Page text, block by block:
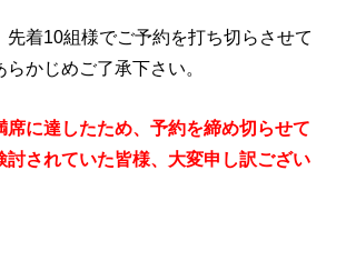
着10組様でご予約を打ち切らさせて
かじめご了承下さい。
に達したため、予約を締め切らせて
討されていた皆様、大変申し訳ござい